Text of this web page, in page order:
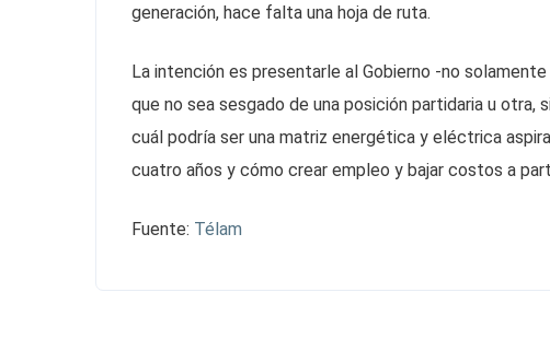
generación, hace falta una hoja de ruta.
La intención es presentarle al Gobierno -no
que no sea sesgado de una posición partidaria u
cuál podría ser una matriz energética y eléctrica
cuatro años y cómo crear empleo y bajar costos a
Fuente: Télam